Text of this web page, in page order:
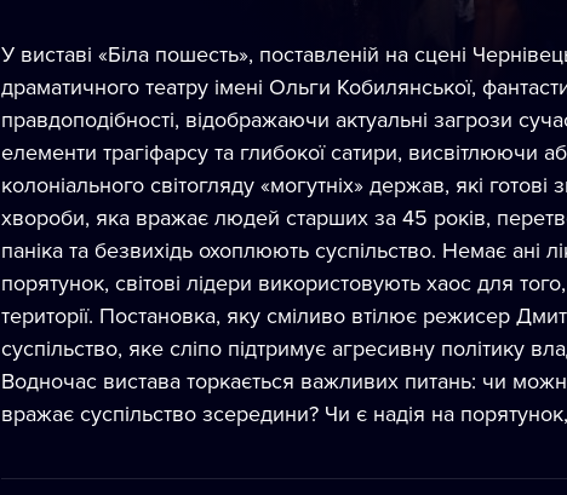
У виставі «Біла пошесть», поставленій на сцені
драматичного театру імені Ольги Кобилянської,
правдоподібності, відображаючи актуальні загрози
елементи трагіфарсу та глибокої сатири, висвітлюючи
колоніального світогляду «могутніх» держав, які
хвороби, яка вражає людей старших за 45 років,
паніка та безвихідь охоплюють суспільство. Немає ані
порятунок, світові лідери використовують хаос для
території. Постановка, яку сміливо втілює режисер
суспільство, яке сліпо підтримує агресивну політику
Водночас вистава торкається важливих питань: чи
вражає суспільство зсередини? Чи є надія на